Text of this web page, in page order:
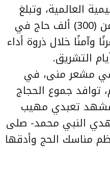
العالمية، وتبلغ
طاقتها الاستيعابية أكثر من (300) ألف حاج في
وآمنًا خلال ذروة أداء
التشريق.
مشعر منى، في
توافد جموع الحجاج
مشهد تعبدي مهيب
النبي محمد- صلى
مناسك الحج وأدقها